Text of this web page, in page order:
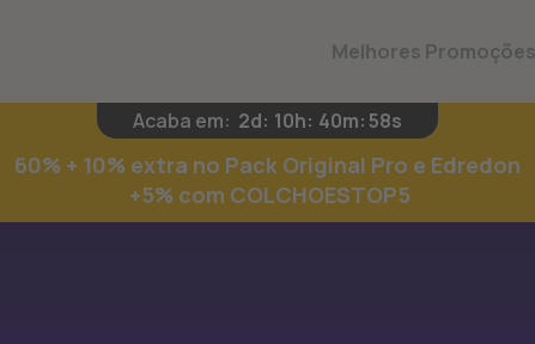
Melhores Promoções
Acaba em: 2d: 10h: 40m:57s
60% + 10% extra no Pack Original Pro e Edredon
+5% com COLCHOESTOP5